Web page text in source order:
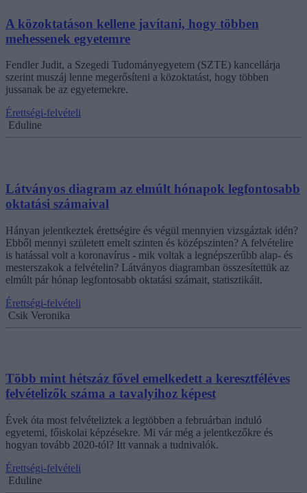
A közoktatáson kellene javítani, hogy többen
mehessenek egyetemre
Fendler Judit, a Szegedi Tudományegyetem (SZTE) kancellárja
szerint muszáj lenne megerősíteni a közoktatást, hogy többen
jussanak be az egyetemekre.
Érettségi-felvételi
Eduline
Látványos diagram az elmúlt hónapok legfontosabb
oktatási számaival
Hányan jelentkeztek érettségire és végül mennyien vizsgáztak idén?
Ebből mennyi született emelt szinten és középszinten? A felvételire
is hatással volt a koronavírus - mik voltak a legnépszerűbb alap- és
mesterszakok a felvételin? Látványos diagramban összesítettük az
elmúlt pár hónap legfontosabb oktatási számait, statisztikáit.
Érettségi-felvételi
Csik Veronika
Több mint hétszáz fővel emelkedett a keresztféléves
felvételizők száma a tavalyihoz képest
Évek óta most felvételiztek a legtöbben a februárban induló
egyetemi, főiskolai képzésekre. Mi vár még a jelentkezőkre és
hogyan tovább 2020-tól? Itt vannak a tudnivalók.
Érettségi-felvételi
Eduline